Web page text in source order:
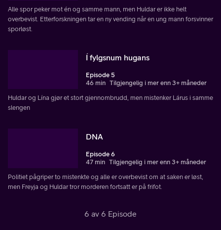
Alle spor peker mot én og samme mann, men Huldar er ikke helt
overbevist. Etterforskningen tar en ny vending når en ung mann forsvinner
sporløst.
Í fylgsnum hugans
Episode 5
46 min Tilgjengelig i mer enn 3+ måneder
Huldar og Lína gjør et stort gjennombrudd, men mistenker Lárus i samme
slengen
DNA
Episode 6
47 min Tilgjengelig i mer enn 3+ måneder
Politiet pågriper to mistenkte og alle er overbevist om at saken er løst,
men Freyja og Huldar tror morderen fortsatt er på frifot.
6 av 6 Episode